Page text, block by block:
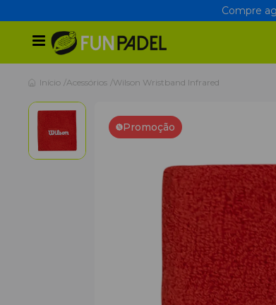
Compre
Início Acessórios Wilson Wristband Infrared
Promoção